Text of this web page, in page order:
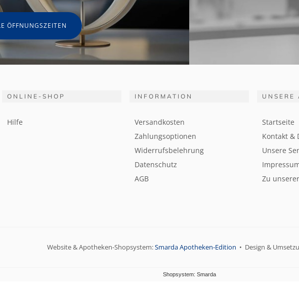
ÖFFNUNGSZEITEN
ONLINE-SHOP
Hilfe
INFORMATION
Versandkosten
Zahlungsoptionen
Widerrufsbelehrung
Datenschutz
AGB
UNSERE
Startseite
Kontakt &
Unsere
Zu
Website & Apotheken-Shopsystem:Smarda Apotheken-Edition • Design &
Shopsystem: Smarda